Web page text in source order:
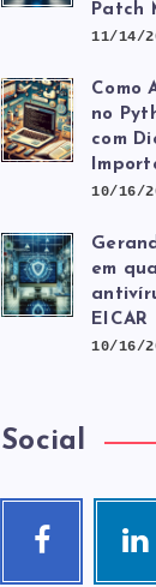
Patch
11/14/
Como
no
com
10/16/
em
EICAR
10/16/
Social
Facebook
Follow
Visit